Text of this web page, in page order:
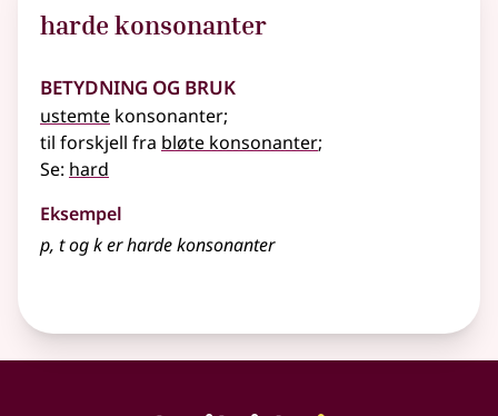
harde konsonanter
Betydning og bruk
ustemte konsonanter;
til forskjell fra bløte konsonanter;
Se: hard
Eksempel
p, t og k er harde konsonanter